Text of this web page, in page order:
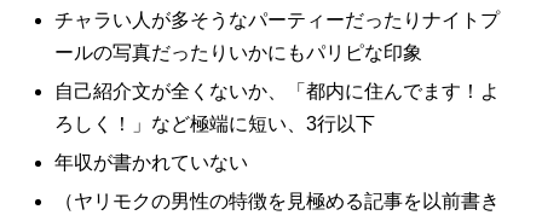
チャラい人が多そうなパーティーだったりナイトプ
ールの写真だったりいかにもパリピな印象
自己紹介文が全くないか、「都内に住んでます！よ
ろしく！」など極端に短い、 3行以下
年収が書かれていない
（ヤリモクの男性の特徴を見極める記事を以前書き